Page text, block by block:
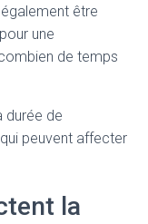
être
une
de temps
durée de
peuvent affecter
la